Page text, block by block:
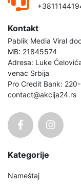
Kontakt
Pablik Media Viral
MB: 21845574
Adresa: Luke
venac Srbija
Pro Credit Bank:
contact@akcija24.rs
Kategorije
Nameštaj